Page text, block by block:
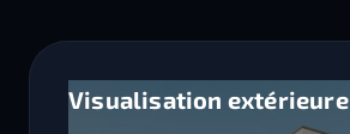
Visualisation extérieure